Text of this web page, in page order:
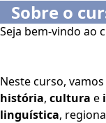
Sobre o
Seja bem-vindo ao
Neste curso,
história, cultura e
linguística,